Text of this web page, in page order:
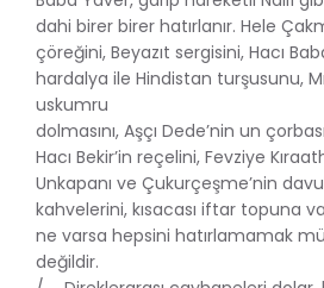
dahi birer birer hatırlanır. Hele
çöreğini, Beyazıt sergisini, Hacı
hardalya ile Hindistan turşusunu,
uskumru
dolmasını, Aşçı Dede’nin un
Hacı Bekir’in reçelini, Fevziye
Unkapanı ve Çukurçeşme’nin
kahvelerini, kısacası iftar topuna
ne varsa hepsini hatırlamamak
değildir.